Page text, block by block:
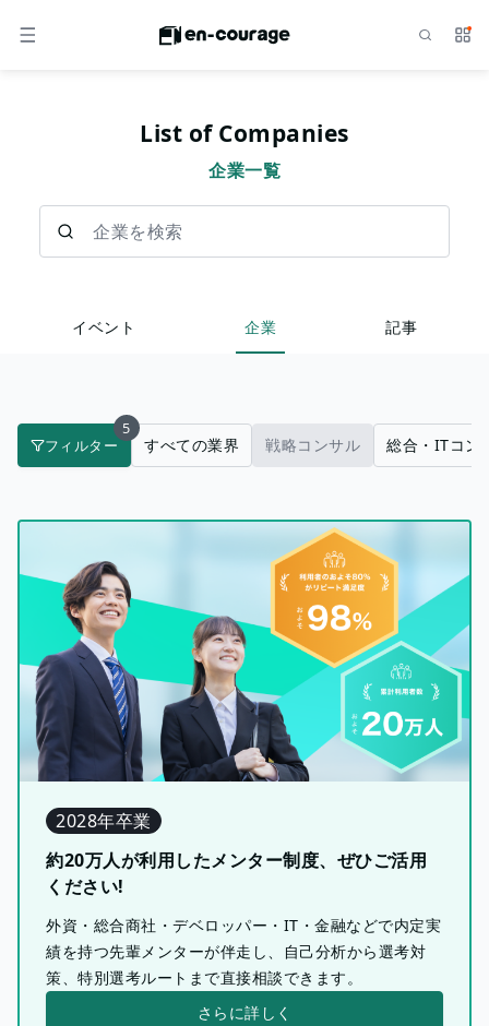
メニュー サ
List of Companies
企業一覧
イベント 企業 記事
フィルター
5
すべての業界 戦略コンサル 総合・ITコン
2028年卒業
約20万人が利用したメンター制度、ぜひご活用
ください!
外資・総合商社・デベロッパー・IT・金融などで内定実
績を持つ先輩メンターが伴走し、自己分析から選考対
策、特別選考ルートまで直接相談できます。
さらに詳しく